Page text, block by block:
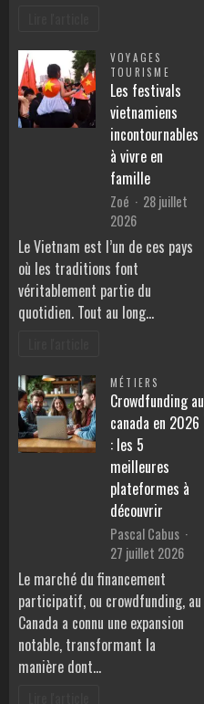
VOYAGES
TOURISME
Les festivals
vietnamiens
incontournables
à vivre en
famille
Zoé
28 juillet
2026
Le Vietnam est l’un de ces pays
où les traditions font
véritablement partie du
quotidien. Tout au long…
MÉTIERS
Crowdfunding au
canada en 2026
: les 5
meilleures
plateformes à
découvrir
Pascal Cabus
27 juillet 2026
Le marché du financement
participatif, ou crowdfunding, au
Canada a connu une expansion
notable, transformant la
manière dont…